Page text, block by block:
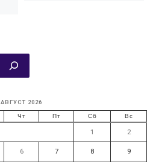
АВГУСТ 2026
Чт Пт Сб Вс
1 2
6 7 8 9